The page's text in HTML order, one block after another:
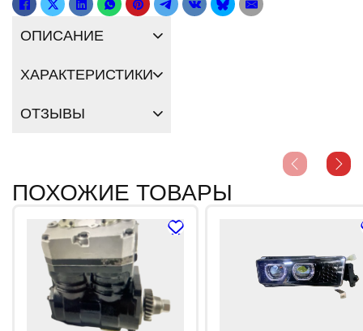
ОПИСАНИЕ
ХАРАКТЕРИСТИКИ
ОТЗЫВЫ
ПОХОЖИЕ ТОВАРЫ